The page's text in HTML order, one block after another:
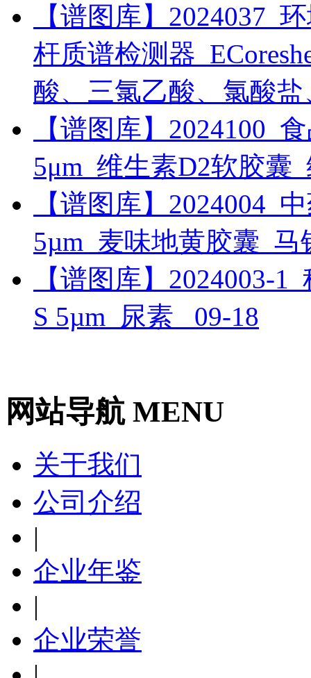
【谱图库】2024037_
杆质谱检测器
酸、三氯乙酸、氯酸
【谱图库】2024100_
5μm_维生素D2软胶囊
【谱图库】2024004_
5µm_麦味地黄胶囊_
【谱图库】2024003-
S 5µm_尿素_ 09-18
网站导航 MENU
关于我们
公司介绍
|
企业年鉴
|
企业荣誉